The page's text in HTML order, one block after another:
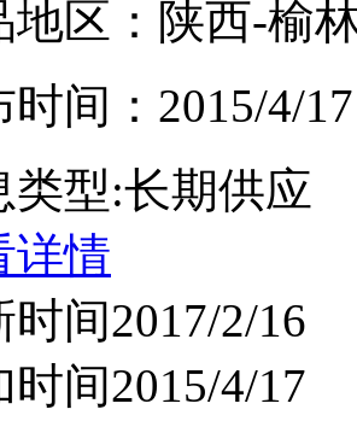
地区：陕西-榆
时间：2015/4/17
类型:长期供应
详情
时间2017/2/16
时间2015/4/17